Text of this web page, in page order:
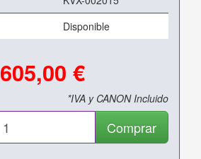
Disponible
605,00 €
*IVA y CANON Incluido
Comprar